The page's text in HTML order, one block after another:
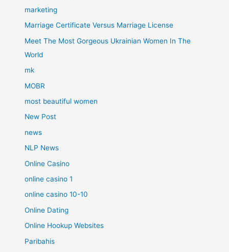
marketing
Marriage Certificate Versus Marriage License
Meet The Most Gorgeous Ukrainian Women In The
World
mk
MOBR
most beautiful women
New Post
news
NLP News
Online Casino
online casino 1
online casino 10-10
Online Dating
Online Hookup Websites
Paribahis